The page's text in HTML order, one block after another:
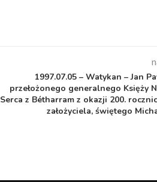
1997.07.05 – Watykan – Jan
przełożonego generalnego Księży
Serca z Bétharram z okazji 200.
założyciela, świętego